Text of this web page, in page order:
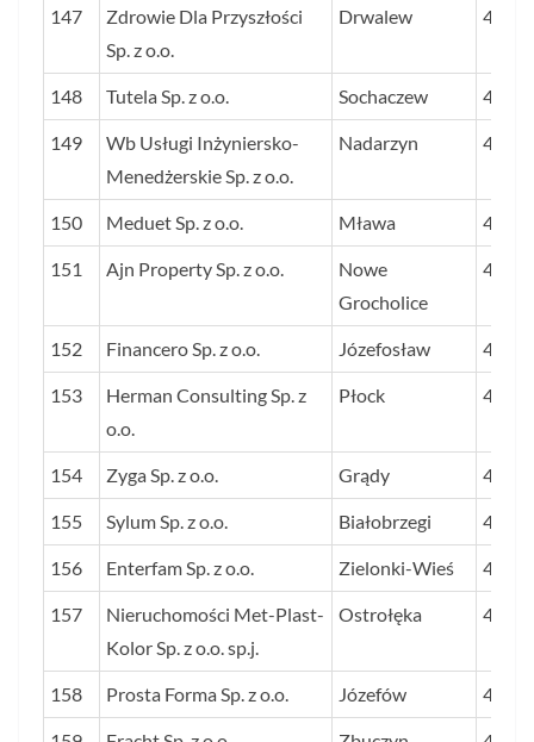
147
Zdrowie Dla Przyszłości
Sp. z o.o.
Drwalew 49
148 Tutela Sp. z o.o. Sochaczew 49
149
Wb Usługi Inżyniersko-
Menedżerskie Sp. z o.o.
Nadarzyn 49
150 Meduet Sp. z o.o. Mława 49
151 Ajn Property Sp. z o.o.
Nowe
Grocholice
49
152 Financero Sp. z o.o. Józefosław 49
153
Herman Consulting Sp. z
o.o.
Płock 49
154 Zyga Sp. z o.o. Grądy 48
155 Sylum Sp. z o.o. Białobrzegi 48
156 Enterfam Sp. z o.o. Zielonki-Wieś 48
157
Nieruchomości Met-Plast-
Kolor Sp. z o.o. sp.j.
Ostrołęka 48
158 Prosta Forma Sp. z o.o. Józefów 48